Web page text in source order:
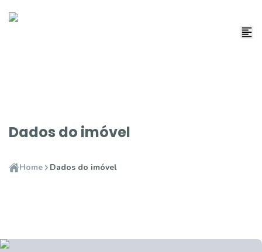
Dados do imóvel
Home Dados do imóvel